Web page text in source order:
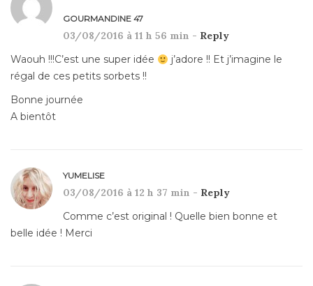
GOURMANDINE 47
03/08/2016 à 11 h 56 min - Reply
Waouh !!!C’est une super idée
j’adore !! Et j’imagine le
régal de ces petits sorbets !!
Bonne journée
A bientôt
YUMELISE
03/08/2016 à 12 h 37 min - Reply
Comme c’est original ! Quelle bien bonne et
belle idée ! Merci